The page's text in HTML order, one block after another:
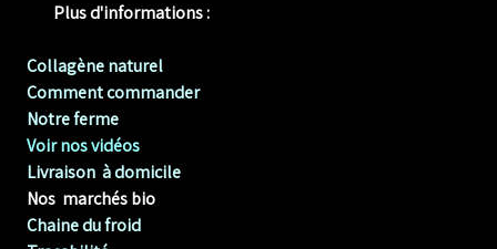
Plus d'informations :
Collagène naturel
Comment commander
Notre ferme
Voir nos vidéos
Livraison à domicile
Nos marchés bio
Chaine du froid